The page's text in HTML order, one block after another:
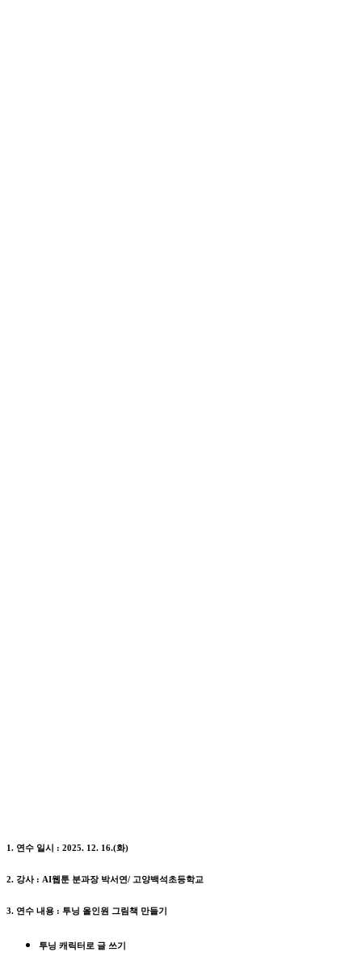
1. 연수 일시 : 2025. 12. 16.(화)
2. 강사 : AI웹툰 분과장 박서연/ 고양백석초등학교
3. 연수 내용 : 투닝 올인원 그림책 만들기
투닝 캐릭터로 글 쓰기